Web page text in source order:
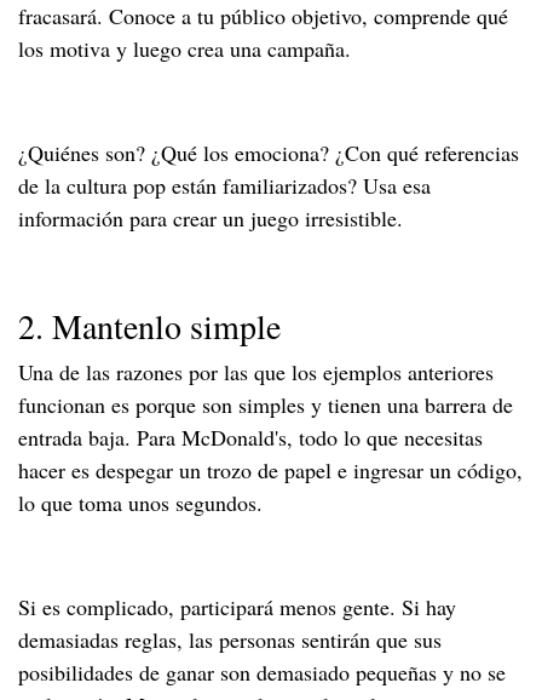
fracasará. Conoce a tu público objetivo, comprende qué
los motiva y luego crea una campaña.
¿Quiénes son? ¿Qué los emociona? ¿Con qué referencias
de la cultura pop están familiarizados? Usa esa
información para crear un juego irresistible.
2. Mantenlo simple
Una de las razones por las que los ejemplos anteriores
funcionan es porque son simples y tienen una barrera de
entrada baja. Para McDonald's, todo lo que necesitas
hacer es despegar un trozo de papel e ingresar un código,
lo que toma unos segundos.
Si es complicado, participará menos gente. Si hay
demasiadas reglas, las personas sentirán que sus
posibilidades de ganar son demasiado pequeñas y no se